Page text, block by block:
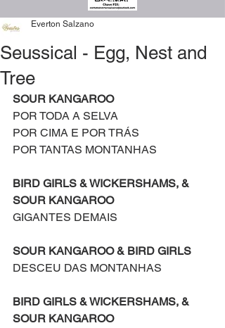
Seussical - Egg, Nest and
Tree
Everton Salzano
SOUR KANGAROO
POR TODA A SELVA
POR CIMA E POR TRÁS
POR TANTAS MONTANHAS
BIRD GIRLS & WICKERSHAMS, &
SOUR KANGAROO
GIGANTES DEMAIS
SOUR KANGAROO & BIRD GIRLS
DESCEU DAS MONTANHAS
BIRD GIRLS & WICKERSHAMS, &
SOUR KANGAROO